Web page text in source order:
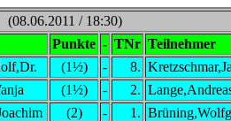
(08.06.2011 / 18:30)
Punkte - TNr Teilnehmer
(1½) - 8.
(1½) - 2.
(2) - 1.